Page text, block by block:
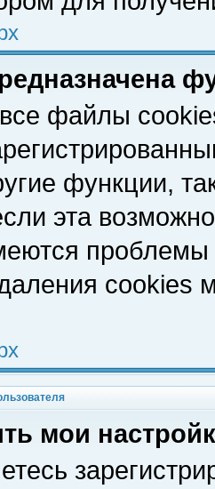
файлы
функции,
эта
cookies
мои